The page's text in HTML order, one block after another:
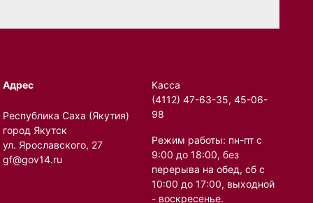
Адрес
Республика Саха (Якутия)
город Якутск
ул. Ярославского, 27
gf@gov14.ru
Касса
(4112) 47-63-35, 45-06-
98
Режим работы: пн-пт с
9:00 до 18:00, без
перерыва на обед, сб с
10:00 до 17:00, выходной
- воскресенье.